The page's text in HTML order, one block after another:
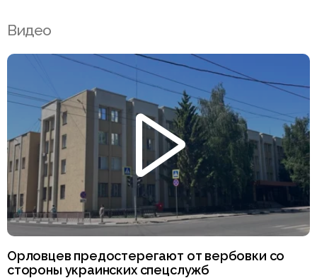
Видео
Орловцев предостерегают от вербовки со
стороны украинских спецслужб